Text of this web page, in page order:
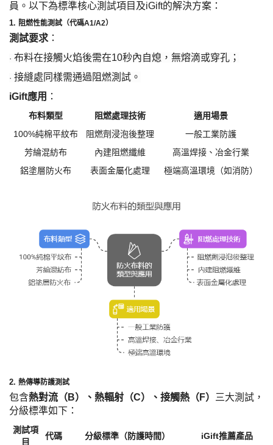
員。以下為標準核心測試項目及iGift的解決方案：
1. ​ 阻燃性能測試（代碼A1/A2）​
測試要求 ：
· 布料在接觸火焰後需在10秒內自熄，無熔滴或穿孔；
· 接縫處同樣需通過阻燃測試。
iGift應用 ：
布料類型 阻燃處理技術
適用場景
100%純棉平紋布
阻燃劑浸泡後整理
一般工業防護
芳綸混紡布
內建阻燃纖維
高溫焊接、冶金行業
鋁塗層防火布
表面金屬化處理 極端高溫環境（如消防）
2. ​ 熱傳導防護測試
包含熱對流（ B）、熱輻射（C）、接觸熱（F）​
三大測試，
分級標準如下：
測試項
目
代碼 分級標準（防護時間） iGift推薦產品